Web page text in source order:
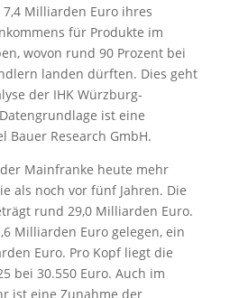
Milliarden Euro ihres
für Produkte im
wovon rund 90 Prozent bei
landen dürften. Dies geht
der IHK Würzburg-
ist eine
Bauer Research GmbH.
Mainfranke heute mehr
als noch vor fünf Jahren. Die
rund 29,0 Milliarden Euro.
Milliarden Euro gelegen, ein
Euro. Pro Kopf liegt die
bei 30.550 Euro. Auch im
ist eine Zunahme der